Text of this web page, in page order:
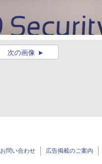
次の画像
お問い合わせ 広告掲載のご案内